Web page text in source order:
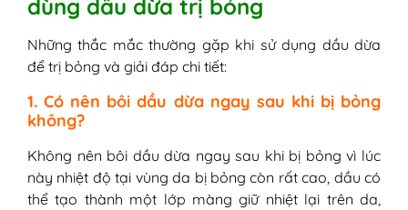
dùng dầu dừa trị bỏng
Những thắc mắc thường gặp khi sử dụng dầu dừa
để trị bỏng và giải đáp chi tiết:
1. Có nên bôi dầu dừa ngay sau khi bị bỏng
không?
Không nên bôi dầu dừa ngay sau khi bị bỏng vì lúc
này nhiệt độ tại vùng da bị bỏng còn rất cao, dầu có
thể tạo thành một lớp màng giữ nhiệt lại trên da,